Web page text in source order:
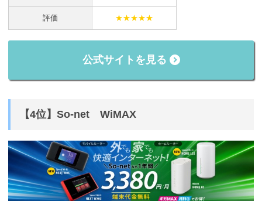
評価 ★★★★★
公式サイトを見る
【4位】So-net WiMAX